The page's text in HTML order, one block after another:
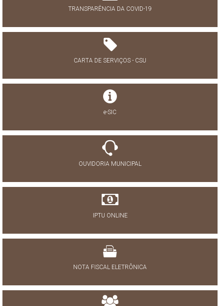
TRANSPARÊNCIA DA COVID-19
CARTA DE SERVIÇOS - CSU
e-SIC
OUVIDORIA MUNICIPAL
IPTU ONLINE
NOTA FISCAL ELETRÔNICA